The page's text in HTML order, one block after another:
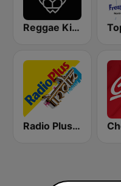
Reggae King Radio
Radio Plus Indiz